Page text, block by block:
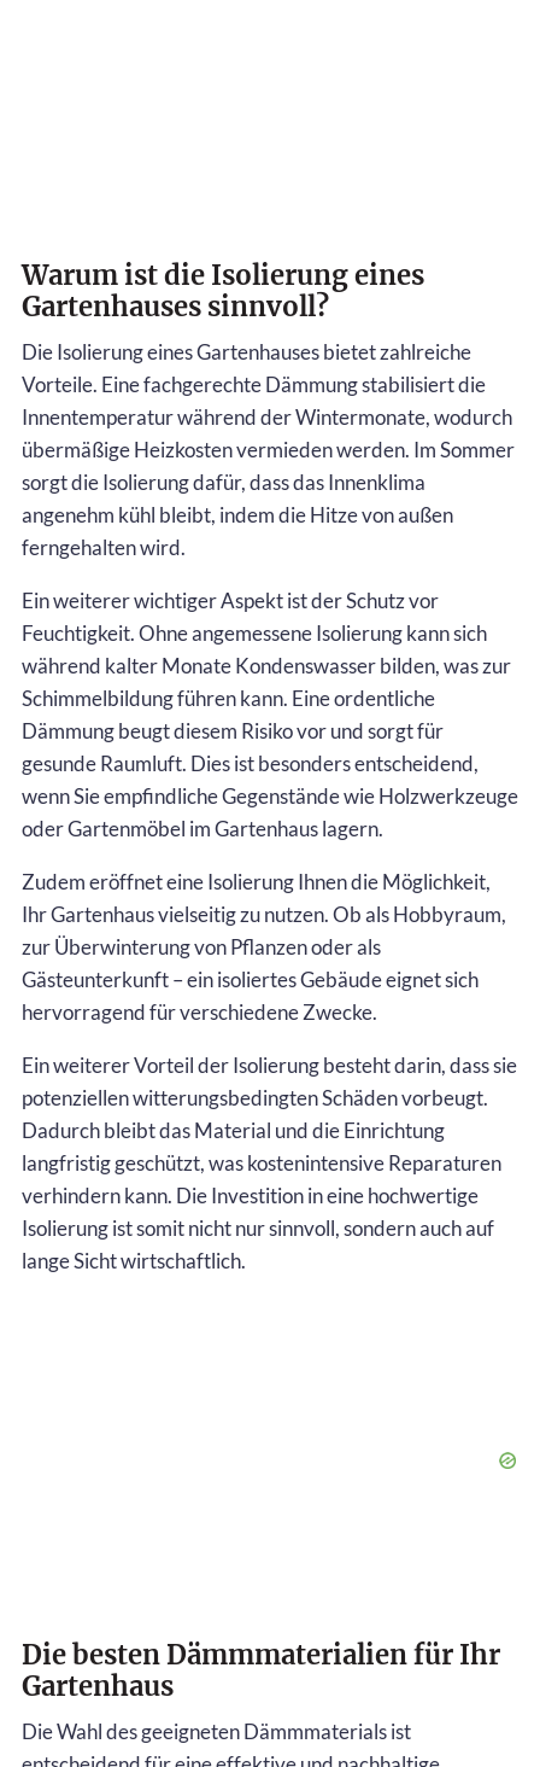
Warum ist die Isolierung eines
Gartenhauses sinnvoll?
Die Isolierung eines Gartenhauses bietet zahlreiche
Vorteile. Eine fachgerechte Dämmung stabilisiert die
Innentemperatur während der Wintermonate, wodurch
übermäßige Heizkosten vermieden werden. Im Sommer
sorgt die Isolierung dafür, dass das Innenklima
angenehm kühl bleibt, indem die Hitze von außen
ferngehalten wird.
Ein weiterer wichtiger Aspekt ist der Schutz vor
Feuchtigkeit. Ohne angemessene Isolierung kann sich
während kalter Monate Kondenswasser bilden, was zur
Schimmelbildung führen kann. Eine ordentliche
Dämmung beugt diesem Risiko vor und sorgt für
gesunde Raumluft. Dies ist besonders entscheidend,
wenn Sie empfindliche Gegenstände wie Holzwerkzeuge
oder Gartenmöbel im Gartenhaus lagern.
Zudem eröffnet eine Isolierung Ihnen die Möglichkeit,
Ihr Gartenhaus vielseitig zu nutzen. Ob als Hobbyraum,
zur Überwinterung von Pflanzen oder als
Gästeunterkunft – ein isoliertes Gebäude eignet sich
hervorragend für verschiedene Zwecke.
Ein weiterer Vorteil der Isolierung besteht darin, dass sie
potenziellen witterungsbedingten Schäden vorbeugt.
Dadurch bleibt das Material und die Einrichtung
langfristig geschützt, was kostenintensive Reparaturen
verhindern kann. Die Investition in eine hochwertige
Isolierung ist somit nicht nur sinnvoll, sondern auch auf
lange Sicht wirtschaftlich.
Die besten Dämmmaterialien für Ihr
Gartenhaus
Die Wahl des geeigneten Dämmmaterials ist